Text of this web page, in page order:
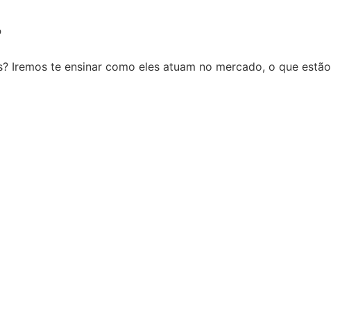
Iremos te ensinar como eles atuam no mercado, o que estão